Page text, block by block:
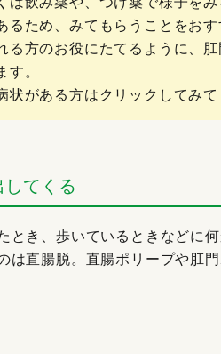
るため、みてもらうことをおす
る方のお役にたてるように、
す。
状がある方はクリックしてみて
てくる
とき、歩いているときなどに
は直腸脱。直腸ポリープや肛